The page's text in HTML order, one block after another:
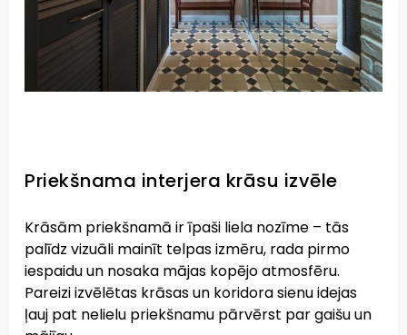
Priekšnama interjera krāsu izvēle
Krāsām priekšnamā ir īpaši liela nozīme – tās
palīdz vizuāli mainīt telpas izmēru, rada pirmo
iespaidu un nosaka mājas kopējo atmosfēru.
Pareizi izvēlētas krāsas un koridora sienu idejas
ļauj pat nelielu priekšnamu pārvērst par gaišu un